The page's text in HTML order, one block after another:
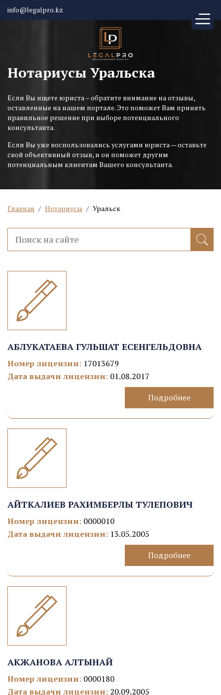
info@legalpro.kz
Нотариусы Уральска
Если Вы ищете юриста – обратите внимание на отзывы,
оставленные на нашем портале. Это поможет Вам принять
правильное решение при выборе потенциального
консультанта.
Если Вы уже воспользовались услугами юриста — оставьте
свой объективный отзыв, и он поможет другим
потенциальным клиентам Вашего консультанта.
Главная / Нотариусы / Уральск
АБЛУКАТАЕВА ГУЛЬШАТ ЕСЕНГЕЛЬДОВНА
Номер лицензии: 17013679
Дата выдачи лицензии: 01.08.2017
Подробнее
АЙТКАЛИЕВ РАХИМБЕРЛЫ ТУЛЕПОВИЧ
Номер лицензии: 0000010
Дата выдачи лицензии: 13.05.2005
Подробнее
АКЖАНОВА АЛТЫНАЙ
Номер лицензии: 0000180
Дата выдачи лицензии: 20.09.2005